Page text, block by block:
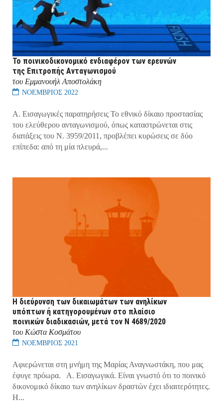
Το ποινικοδικονομικό ενδιαφέρον των ερευνών
της Επιτροπής Ανταγωνισμού
του Εμμανουήλ Αποστολάκη
ΝΟΕΜΒΡΙΟΣ 2022
A. Εισαγωγικές παρατηρήσεις Το εθνικό δίκαιο προστασίας
του ελεύθερου ανταγωνισμού, όπως καταστρώνεται στις
διατάξεις του Ν. 3959/2011, προβλέπει κυρώσεις σε δύο
επίπεδα: από τη μία πλευρά,...
Η διεύρυνση των δικαιωμάτων των ανηλίκων
υπόπτων ή κατηγορουμένων στο πλαίσιο
ποινικών διαδικασιών, μετά τον Ν 4689/2020
του Κώστα Κοσμάτου
ΝΟΕΜΒΡΙΟΣ 2021
Αφιερώνεται στη μνήμη της Μαρίας Αναγνωστάκη, που μας
έφυγε πρόωρα. Α. Εισαγωγικά. Είναι γνωστό ότι το ποινικό
δικονομικό δίκαιο των ανηλίκων δραστών έχει ιδιαιτερότητες.
Η...